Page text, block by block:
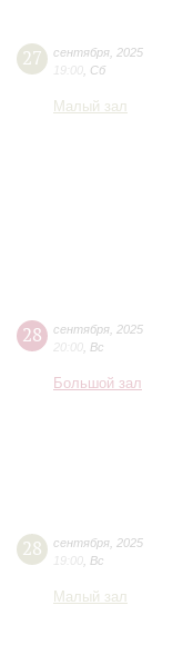
27 сентября 2025
19:00 Сб
Малый зал
28 сентября 2025
20:00 Вс
Большой зал
28 сентября 2025
19:00 Вс
Малый зал